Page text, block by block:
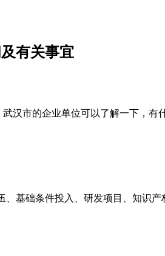
有关事宜
汉市的企业单位可以了解一下，有
基础条件投入、研发项目、知识产